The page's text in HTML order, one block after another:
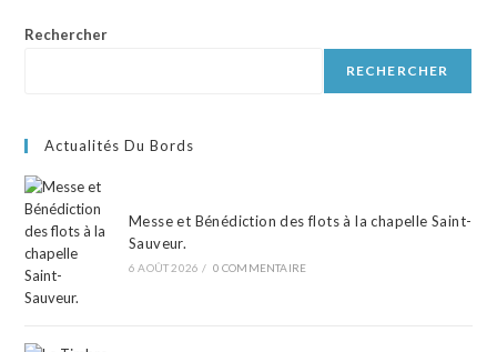
Rechercher
RECHERCHER
Actualités Du Bords
Messe et Bénédiction des flots à la chapelle Saint-
Sauveur.
6 AOÛT 2026 / 0 COMMENTAIRE